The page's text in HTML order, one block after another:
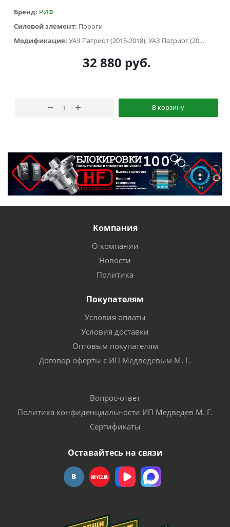
Бренд: РИФ
Силовой элемент: Пороги
Модификация:
УАЗ Патриот (2015-2018), УАЗ Патриот (2019-...)
32 880 руб.
В корзину
Компания
О компании
Новости
Политика
Покупателям
Условия оплаты
Условия доставки
Оптовым покупателям
Договор оферты с ИП Медведевым М. Г.
Вопрос-ответ
Политика конфиденциальности ИП Медведев М. Г.
Сертификаты
Оставайтесь на связи